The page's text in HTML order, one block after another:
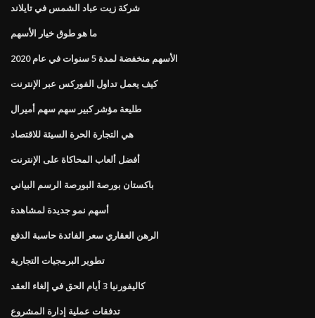
شركة زيت عباد الشمس في تايلاند
ما هو طوق خيار الأسهم
الأسهم منخفضة لمدة 5 سنوات في عام 2020
كيف يعمل تداول الفوركس عبر الإنترنت
طليعة مؤشر كبير سهم سهم أميرال
هي التجارة الحرة السيئة للاقتصاد
أفضل ألعاب المحاكاة على الإنترنت
باكستان بورصة البورصة الرسم البياني
أسهم نمو جديدة لمشاهدة
الرهن العقاري سعر الفائدة حاسبة الدفع
تطوير البرمجيات التجارية
كاليفورنيا 3 أيام الحق في إلغاء العقد
تدفقات عملية إدارة المشروع